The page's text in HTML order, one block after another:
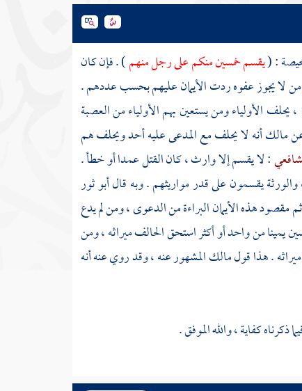
: (يقسم خمسين منكم على رجل منهم) . فإن كان
لا يجوز عفوه ردت الأيمان عليهم بحسب عددهم .
، يحلف الأولياء ومن يستعين بهم الأولياء من العصبة
مالكأنه لا يحلف مع المدعى عليه أحد ويحلف هم
: لا يقسم إلا وارث ، كان القتل عمدا أو خطأ .
يقسمون على قدر مواريثهم . وبه قالأبو ثور
هذه الأيمان البراءة من الدعوى ، ومن لم يدع
يمينا من واحد أو أكثر استحق الحالف ميراثه ، ومن
. هذا قولمالكالمشهور عنه ، وقد روي عنه أنه
كفاية ، والله الموفق .